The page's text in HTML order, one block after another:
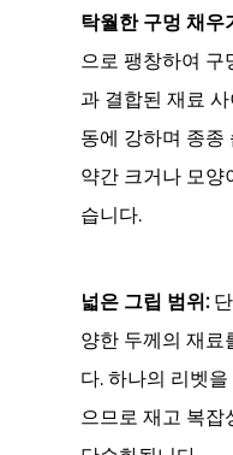
탁월한 구멍 채우
으로 팽창하여 구
과 결합된 재료
동에 강하며 종종
약간 크거나 모양
습니다.
넓은 그립 범위:
양한 두께의 재료
다. 하나의 리벳
으므로 재고 복